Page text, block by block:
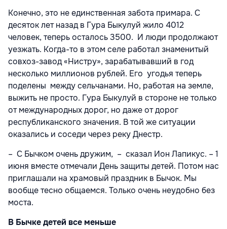
Конечно, это не единственная забота примара. С
десяток лет назад в Гура Быкулуй жило 4012
человек, теперь осталось 3500. И люди продолжают
уезжать. Когда-то в этом селе работал знаменитый
совхоз-завод «Нистру», зарабатывавший в год
несколько миллионов рублей. Его угодья теперь
поделены между сельчанами. Но, работая на земле,
выжить не просто. Гура Быкулуй в стороне не только
от международных дорог, но даже от дорог
республиканского значения. В той же ситуации
оказались и соседи через реку Днестр.
– С Бычком очень дружим, – сказал Ион Лапикус. – 1
июня вместе отмечали День защиты детей. Потом нас
приглашали на храмовый праздник в Бычок. Мы
вообще тесно общаемся. Только очень неудобно без
моста.
В Бычке детей все меньше